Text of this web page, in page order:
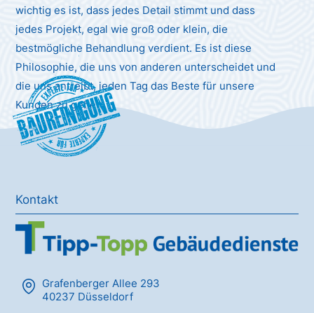
wichtig es ist, dass jedes Detail stimmt und dass
jedes Projekt, egal wie groß oder klein, die
bestmögliche Behandlung verdient. Es ist diese
Philosophie, die uns von anderen unterscheidet und
die uns antreibt, jeden Tag das Beste für unsere
Kunden zu geben.
Baureinigung
Kontakt
Grafenberger Allee 293
40237 Düsseldorf